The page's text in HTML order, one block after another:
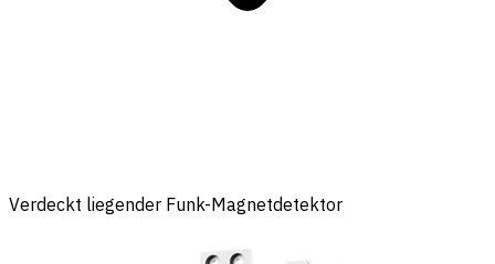
Verdeckt liegender Funk-Magnetdetektor